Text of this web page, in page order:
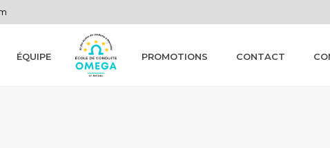
ÉQUIPE PROMOTIONS CONTACT